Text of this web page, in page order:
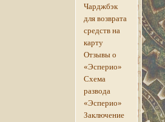
Чарджбэк
для возврата
средств на
карту
Отзывы о
«Эсперио»
Схема
развода
«Эсперио»
Заключение